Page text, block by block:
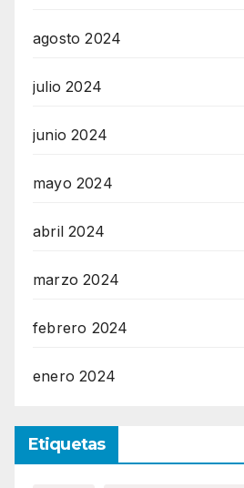
agosto 2024
julio 2024
junio 2024
mayo 2024
abril 2024
marzo 2024
febrero 2024
enero 2024
Etiquetas